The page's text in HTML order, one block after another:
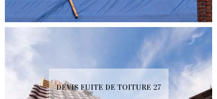
DEVIS FUITE DE TOITURE 27